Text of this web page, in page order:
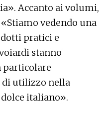
Accanto ai volumi,
vedendo una
pratici e
stanno
particolare
di utilizzo nella
italiano».